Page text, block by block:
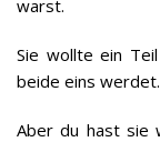
warst.
Sie wollte ein
beide eins werdet.
Aber du hast sie